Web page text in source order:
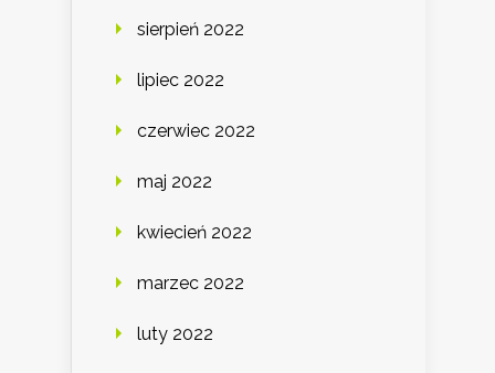
sierpień 2022
lipiec 2022
czerwiec 2022
maj 2022
kwiecień 2022
marzec 2022
luty 2022